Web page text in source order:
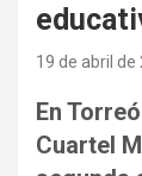
19 de abril de
En
Cuartel